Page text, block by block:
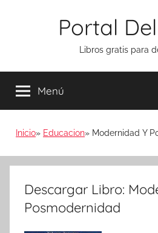
Portal
Libros gratis para
Menú
Inicio Educacion Modernidad Y
Descargar Libro:
Posmodernidad